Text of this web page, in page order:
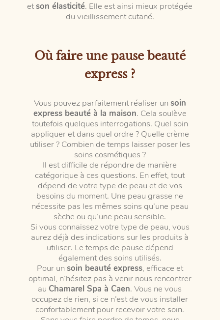
etson élasticité. Elle est ainsi mieux protégée
du vieillissement cutané.
Où faire une pause beauté
express ?
Vous pouvez parfaitement réaliser un soin
express beauté à la maison. Cela soulève
toutefois quelques interrogations. Quel soin
appliquer et dans quel ordre ? Quelle crème
utiliser ? Combien de temps laisser poser les
soins cosmétiques ?
Il est difficile de répondre de manière
catégorique à ces questions. En effet, tout
dépend de votre type de peau et de vos
besoins du moment. Une peau grasse ne
nécessite pas les mêmes soins qu’une peau
sèche ou qu’une peau sensible.
Si vous connaissez votre type de peau, vous
aurez déjà des indications sur les produits à
utiliser. Le temps de pause dépend
également des soins utilisés.
Pour un soin beauté express, efficace et
optimal, n’hésitez pas à venir nous rencontrer
au Chamarel Spa à Caen. Vous ne vous
occupez de rien, si ce n’est de vous installer
confortablement pour recevoir votre soin.